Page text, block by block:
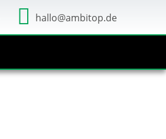
hallo@ambitop.de